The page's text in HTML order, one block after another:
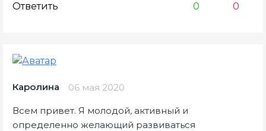
Ответить 0 0
Каролина 06 мая 2020
Всем привет. Я молодой, активный и
определенно желающий развиваться